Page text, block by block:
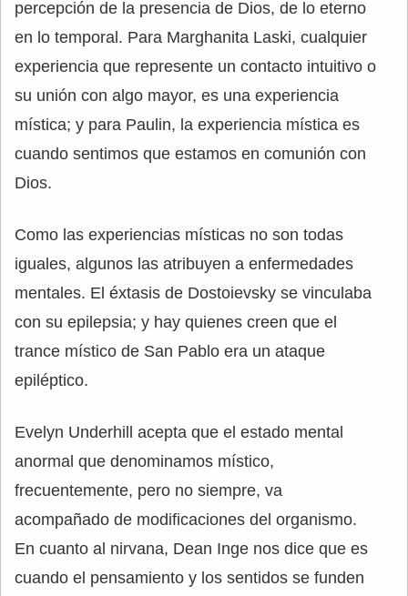
percepción de la presencia de Dios, de lo eterno
en lo temporal. Para Marghanita Laski, cualquier
experiencia que represente un contacto intuitivo o
su unión con algo mayor, es una experiencia
mística; y para Paulin, la experiencia mística es
cuando sentimos que estamos en comunión con
Dios.
Como las experiencias místicas no son todas
iguales, algunos las atribuyen a enfermedades
mentales. El éxtasis de Dostoievsky se vinculaba
con su epilepsia; y hay quienes creen que el
trance místico de San Pablo era un ataque
epiléptico.
Evelyn Underhill acepta que el estado mental
anormal que denominamos místico,
frecuentemente, pero no siempre, va
acompañado de modificaciones del organismo.
En cuanto al nirvana, Dean Inge nos dice que es
cuando el pensamiento y los sentidos se funden